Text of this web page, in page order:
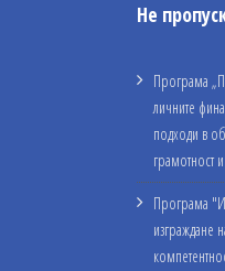
Не
Програма
личните
подходи в
грамотност
Програма
изграждане